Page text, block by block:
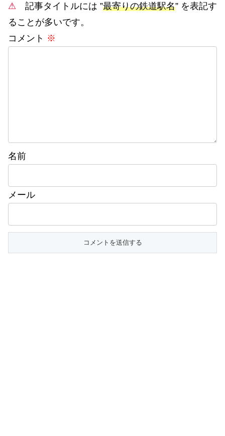
⚠ 記事タイトルには ”最寄りの鉄道駅名” を表記す
ることが多いです。
コメント ※
名前
メール